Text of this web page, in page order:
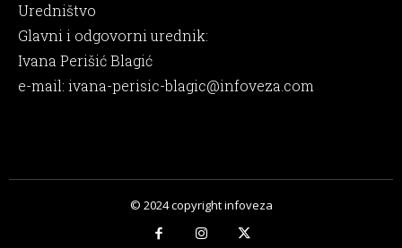
Uredništvo
Glavni i odgovorni urednik:
Ivana Perišić Blagić
e-mail: ivana-perisic-blagic@infoveza.com
© 2024 copyright infoveza